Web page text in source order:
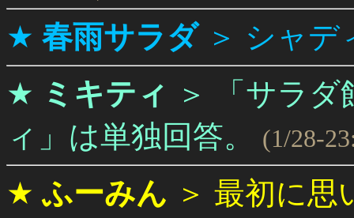
★ 春雨サラダ＞ シャデ
★ ミキティ ＞
「サラ
ィ」は単独回答。
(1/28-
★ふーみん ＞ 最初に思